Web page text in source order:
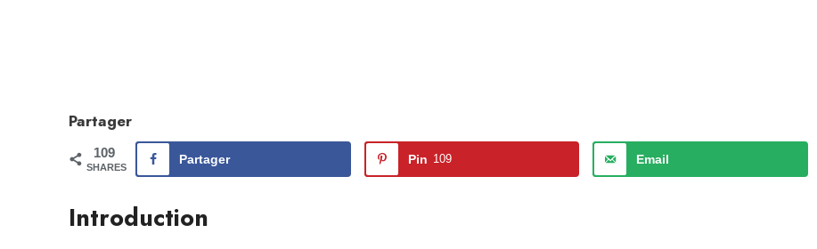
Partager
109
SHARES
Partager Pin 109 Email
Introduction